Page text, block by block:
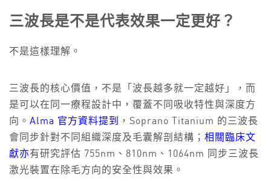
三波長是不是代表效果一定更好？
不是這樣理解。
三波長的核心價值，不是「波長越多就一定越好」，而
是可以在同一療程設計中，覆蓋不同吸收特性與深度方
向。 Alma 官方資料提到
，Soprano Titanium 的三波長
會同步針對不同組織深度及毛囊解剖結構； 相關臨床文
獻亦有研究評估 755nm、810nm、1064nm 同步三波長
激光裝置在除毛方向的安全性與效果。